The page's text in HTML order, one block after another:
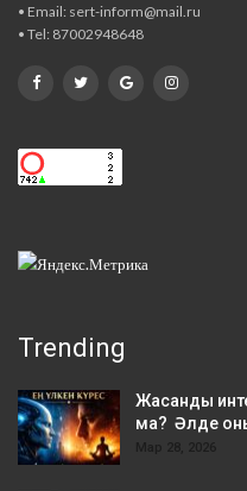
• Email: sert-inform@mail.ru
• Tel: 87002948648
Trending
Жасанды
ма? Әлде
Мар 28, 2026